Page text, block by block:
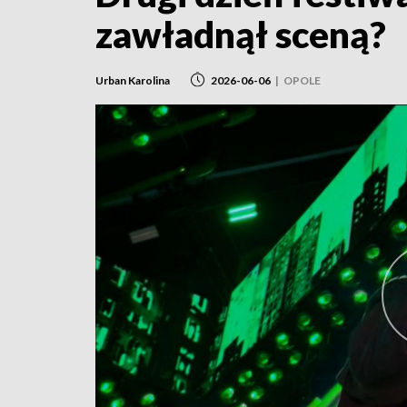
zawładnął sceną?
Urban Karolina 2026-06-06 | OPOLE